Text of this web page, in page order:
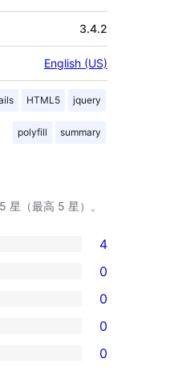
3.4.2
English (US)
HTML5 jquery
polyfill summary
5 星（最高 5 星）。
4
0
0
0
0